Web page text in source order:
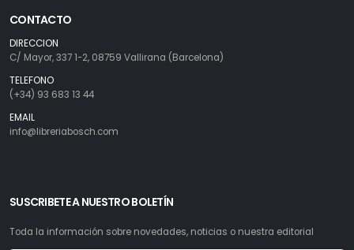
CONTACTO
DIRECCION
C/ Mayor, 337 1-2, 08759 Vallirana (Barcelona)
TELEFONO
(+34) 93 683 13 44
EMAIL
info@libreriabosch.com
SUSCRIBETE A NUESTRO BOLETÍN
Toda la información sobre novedades, noticias o nuestra editorial